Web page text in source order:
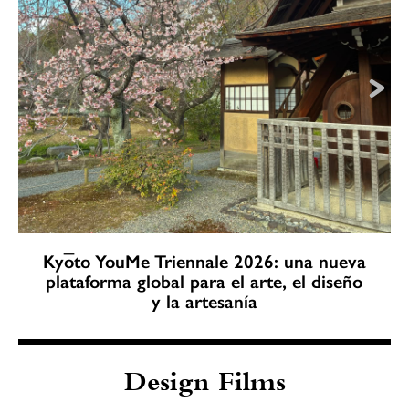
Kyōto YouMe Triennale 2026: una nueva
plataforma global para el arte, el diseño
y la artesanía
Design Films